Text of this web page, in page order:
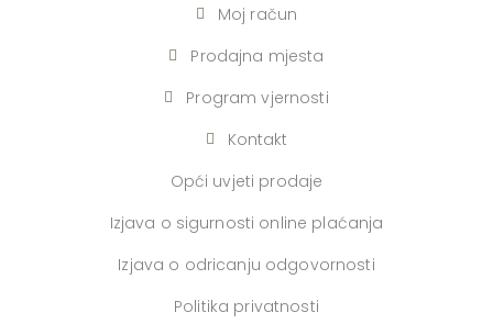
Moj račun
Prodajna mjesta
Program vjernosti
Kontakt
Opći uvjeti prodaje
Izjava o sigurnosti online plaćanja
Izjava o odricanju odgovornosti
Politika privatnosti